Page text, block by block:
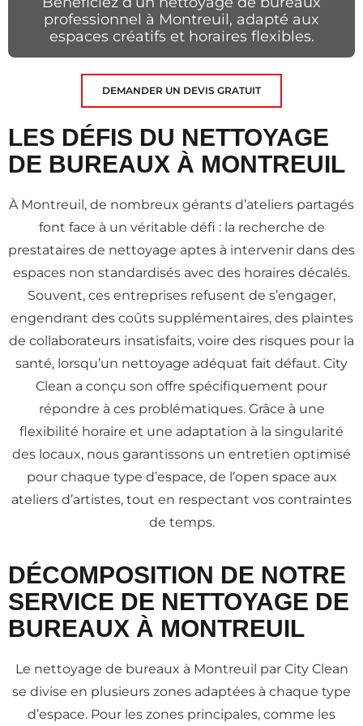
professionnel à Montreuil, adapté aux
espaces créatifs et horaires flexibles.
DEMANDER UN DEVIS GRATUIT
LES DÉFIS DU NETTOYAGE
DE BUREAUX À MONTREUIL
À Montreuil, de nombreux gérants d’ateliers partagés
font face à un véritable défi : la recherche de
prestataires de nettoyage aptes à intervenir dans des
espaces non standardisés avec des horaires décalés.
Souvent, ces entreprises refusent de s’engager,
engendrant des coûts supplémentaires, des plaintes
de collaborateurs insatisfaits, voire des risques pour la
santé, lorsqu’un nettoyage adéquat fait défaut. City
Clean a conçu son offre spécifiquement pour
répondre à ces problématiques. Grâce à une
flexibilité horaire et une adaptation à la singularité
des locaux, nous garantissons un entretien optimisé
pour chaque type d’espace, de l’open space aux
ateliers d’artistes, tout en respectant vos contraintes
de temps.
DÉCOMPOSITION DE NOTRE
SERVICE DE NETTOYAGE DE
BUREAUX À MONTREUIL
Le nettoyage de bureaux à Montreuil par City Clean
se divise en plusieurs zones adaptées à chaque type
d’espace. Pour les zones principales, comme les